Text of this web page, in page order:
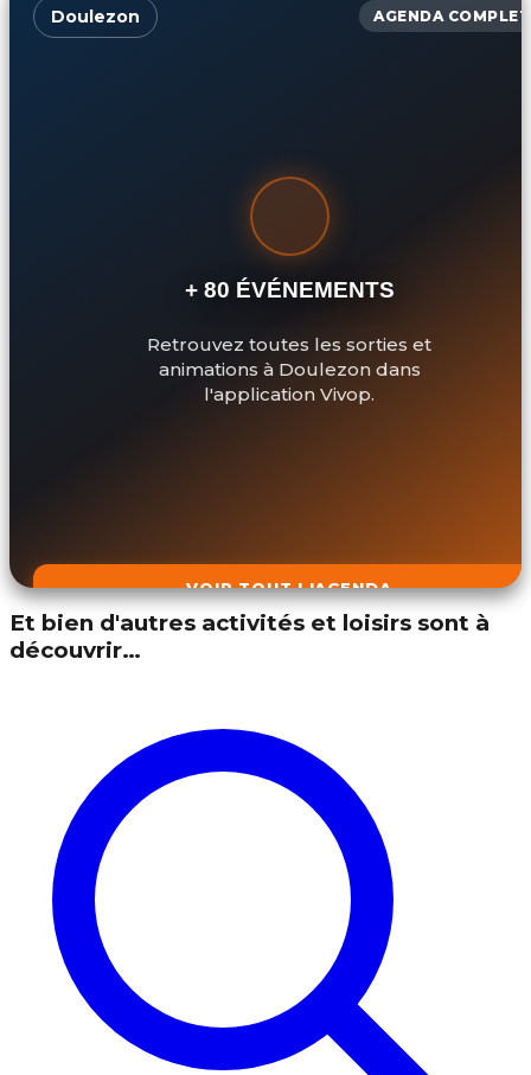
Doulezon AGENDA COMPLET
+ 80 ÉVÉNEMENTS
Retrouvez toutes les sorties et
animations à Doulezon dans
l'application Vivop.
VOIR TOUT L'AGENDA
Et bien d'autres activités et loisirs sont à
découvrir…